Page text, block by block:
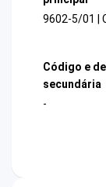
9602-5/01 |
Código e
secundária
-